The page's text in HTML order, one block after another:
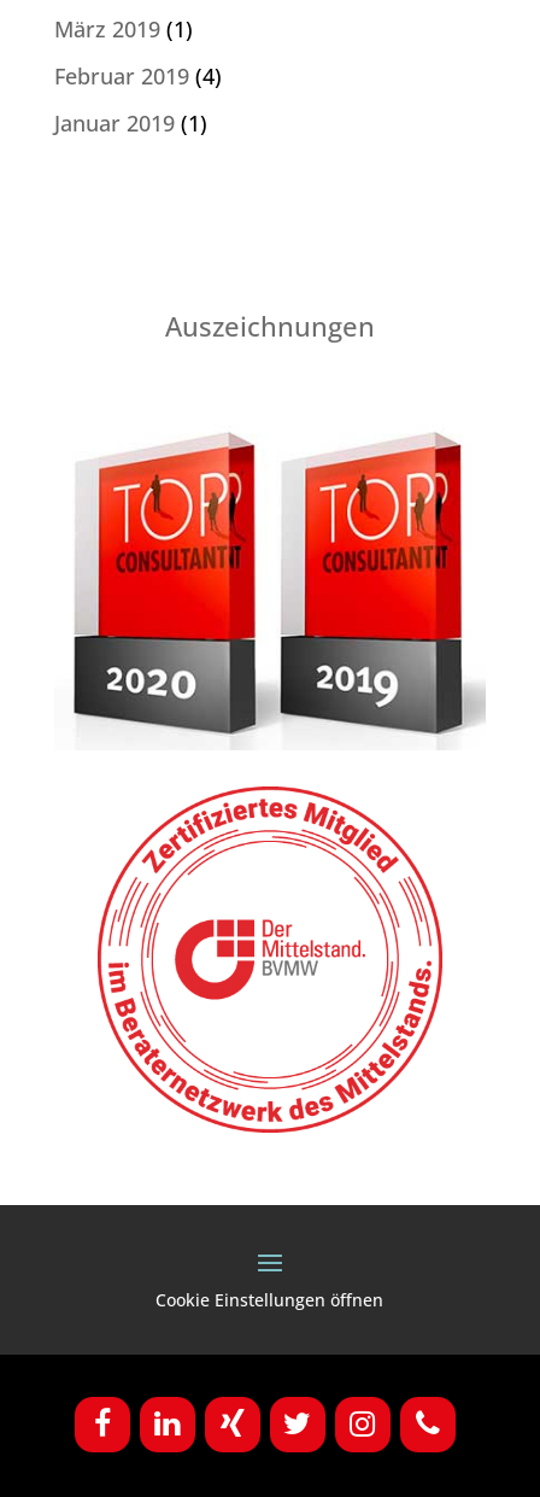
März 2019(1)
Februar 2019(4)
Januar 2019(1)
Auszeichnungen
Cookie Einstellungen öffnen